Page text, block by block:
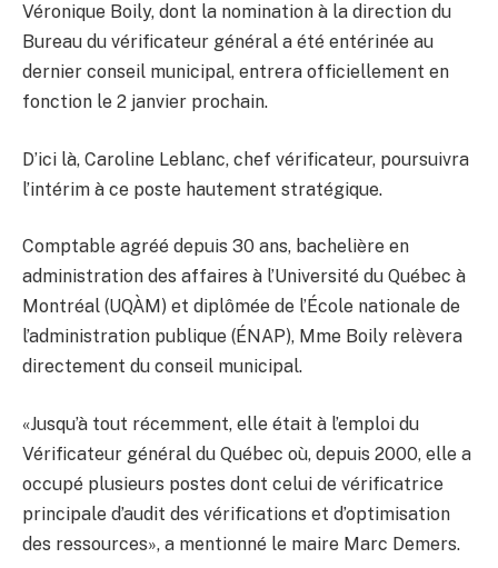
Véronique Boily, dont la nomination à la direction du
Bureau du vérificateur général a été entérinée au
dernier conseil municipal, entrera officiellement en
fonction le 2 janvier prochain.
D’ici là, Caroline Leblanc, chef vérificateur, poursuivra
l’intérim à ce poste hautement stratégique.
Comptable agréé depuis 30 ans, bachelière en
administration des affaires à l’Université du Québec à
Montréal (UQÀM) et diplômée de l’École nationale de
l’administration publique (ÉNAP), Mme Boily relèvera
directement du conseil municipal.
«Jusqu’à tout récemment, elle était à l’emploi du
Vérificateur général du Québec où, depuis 2000, elle a
occupé plusieurs postes dont celui de vérificatrice
principale d’audit des vérifications et d’optimisation
des ressources», a mentionné le maire Marc Demers.